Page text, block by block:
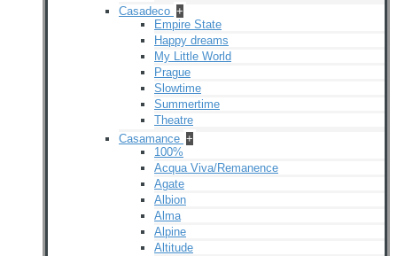
Casadeco +
Empire State
Happy dreams
My Little World
Prague
Slowtime
Summertime
Theatre
Casamance +
100%
Acqua Viva/Remanence
Agate
Albion
Alma
Alpine
Altitude